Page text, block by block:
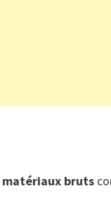
matériaux bruts